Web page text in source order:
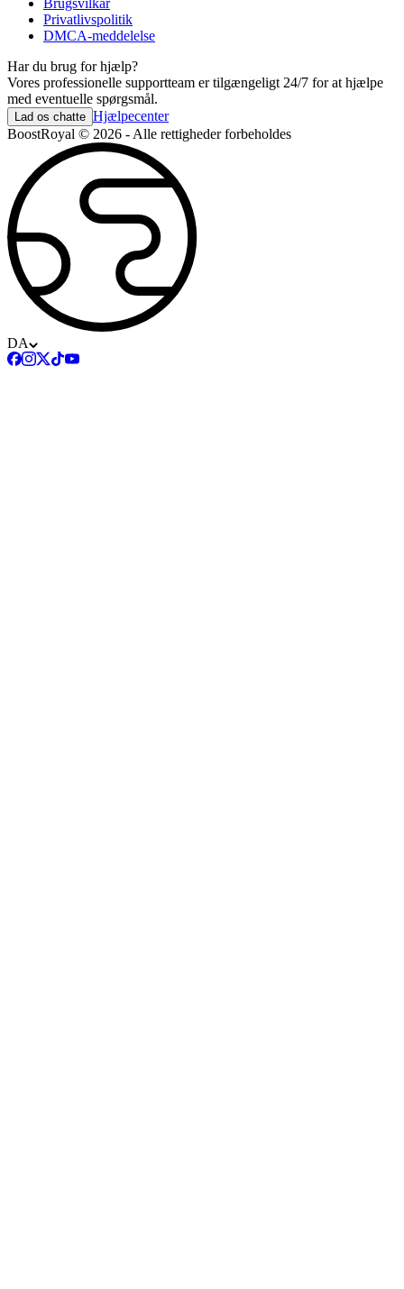
Privatlivspolitik
DMCA-meddelelse
Har du brug for hjælp?
Vores professionelle supportteam er tilgængeligt 24/7 for at hjælpe
med eventuelle spørgsmål.
Lad os chatte Hjælpecenter
BoostRoyal © 2026 - Alle rettigheder forbeholdes
DA